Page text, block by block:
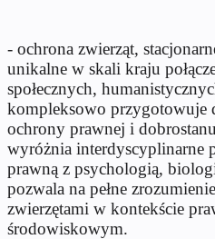
- ochrona zwierząt,
unikalne w skali kraju
społecznych,
kompleksowo przygotowuje
ochrony prawnej i
wyróżnia interdyscyplinarne
prawną z psychologią,
pozwala na pełne
zwierzętami w kontekście
środowiskowym.